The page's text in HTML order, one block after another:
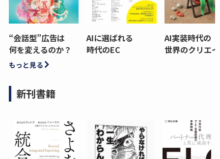
“会話型”広告は
何を変えるのか？
AIに選ばれる
時代のEC
AI実装時代の
世界のクリエ
もっと見る
新刊書籍